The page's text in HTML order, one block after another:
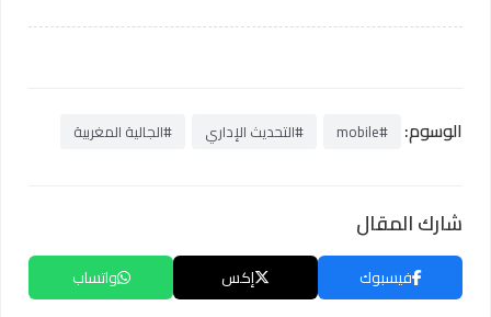
الوسوم: #mobile #التحديث الإداري #الجالية المغربية
شارك المقال
فيسبوك إكس واتساب